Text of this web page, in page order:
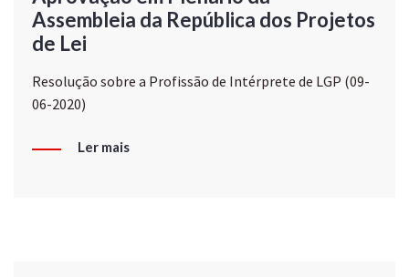
Assembleia da República dos Projetos
de Lei
Resolução sobre a Profissão de Intérprete de LGP (09-
06-2020)
Ler mais